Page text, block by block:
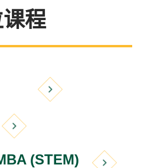
程
(STEM)